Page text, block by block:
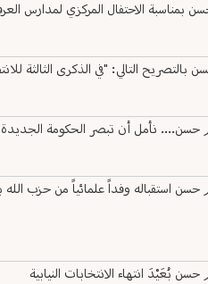
الاحتفال المركزي لمدارس
التالي: "في الذكرى الثالثة
نأمل أن تبصر الحكومة الجديدة
استقباله وفداً علمائياً من حزب
انتهاء الانتخابات النيابية